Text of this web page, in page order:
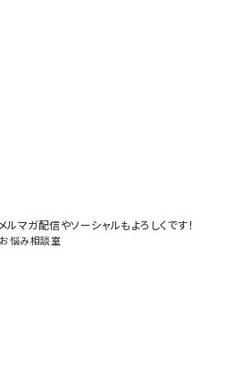
マガ配信やソーシャルもよろしくです！
悩み相談室